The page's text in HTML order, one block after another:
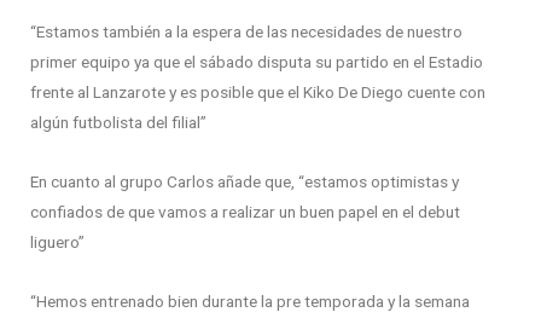
“Estamos también a la espera de las necesidades de nuestro
primer equipo ya que el sábado disputa su partido en el Estadio
frente al Lanzarote y es posible que el Kiko De Diego cuente con
algún futbolista del filial”
En cuanto al grupo Carlos añade que, “estamos optimistas y
confiados de que vamos a realizar un buen papel en el debut
liguero”
“Hemos entrenado bien durante la pre temporada y la semana